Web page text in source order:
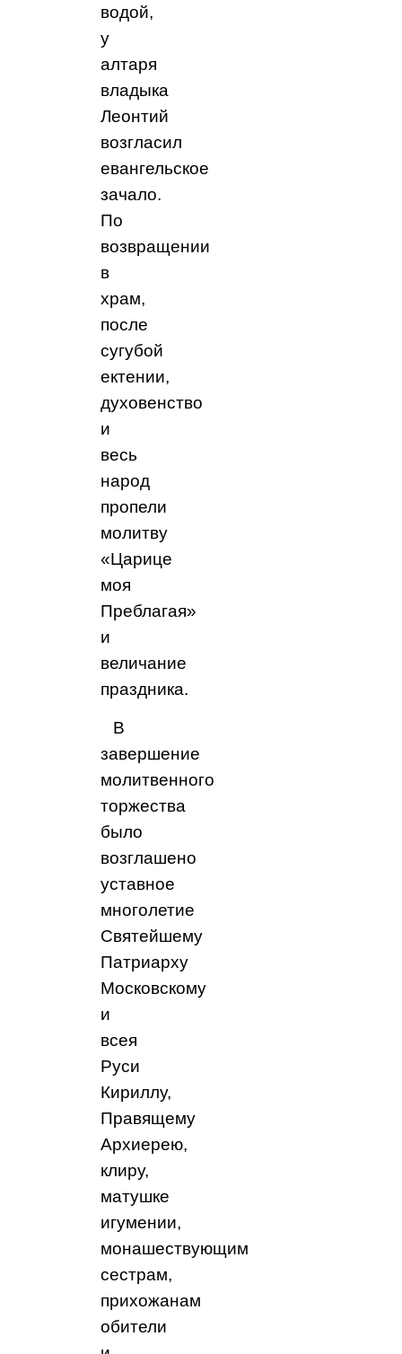
водой,
у
алтаря
владыка
Леонтий
возгласил
евангельское
зачало.
По
возвращении
в
храм,
после
сугубой
ектении,
духовенство
и
весь
народ
пропели
молитву
«Царице
моя
Преблагая»
и
величание
праздника.
В
завершение
молитвенного
торжества
было
возглашено
уставное
многолетие
Святейшему
Патриарху
Московскому
и
всея
Руси
Кириллу,
Правящему
Архиерею,
клиру,
матушке
игумении,
монашествующим
сестрам,
прихожанам
обители